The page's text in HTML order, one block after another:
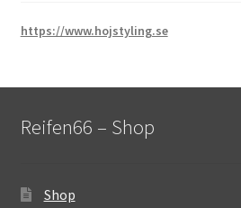
https://www.hojstyling.se
Reifen66 – Shop
Shop